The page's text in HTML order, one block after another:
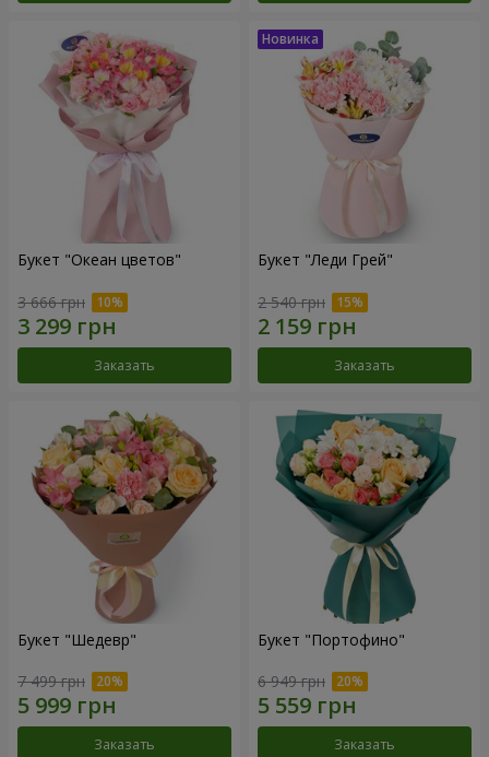
Букет "Океан цветов"
3 666 грн
Заказать
Букет "Леди Грей"
2 540 грн
Заказать
Букет "Шедевр"
7 499 грн
Заказать
Букет "Портофино"
6 949 грн
Заказать